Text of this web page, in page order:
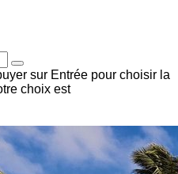
sur Entrée pour choisir la
choix est